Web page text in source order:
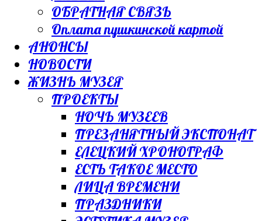
ОБРАТНАЯ СВЯЗЬ
Оплата пушкинской картой
АНОНСЫ
НОВОСТИ
ЖИЗНЬ МУЗЕЯ
ПРОЕКТЫ
НОЧЬ МУЗЕЕВ
ПРЕЗАНЯТНЫЙ ЭКСПОНАТ
ЕЛЕЦКИЙ ХРОНОГРАФ
ЕСТЬ ТАКОЕ МЕСТО
ЛИЦА ВРЕМЕНИ
ПРАЗДНИКИ